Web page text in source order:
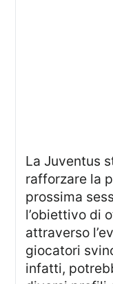
La Juventus sta valutando come
rafforzare la
prossima
l’obiettivo di
attraverso
giocatori
infatti,